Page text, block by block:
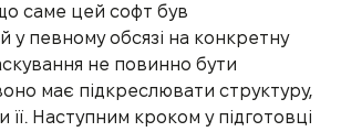
саме цей софт був
у певному обсязі на конкретну
не повинно бути
має підкреслювати структуру,
її. Наступним кроком у підготовці